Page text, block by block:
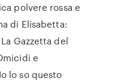
polvere rossa e
di Elisabetta:
Gazzetta del
e
lo so questo